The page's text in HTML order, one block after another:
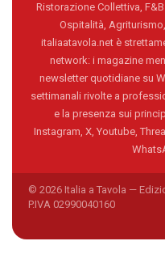
Ristorazione Collettiva,
Ospitalità,
italiaatavola.net è
network: i magazine
newsletter quotidiane su
settimanali rivolte a
e la presenza sui
Instagram, X, Youtube,
© 2026 Italia a Tavola —
P.IVA 02990040160